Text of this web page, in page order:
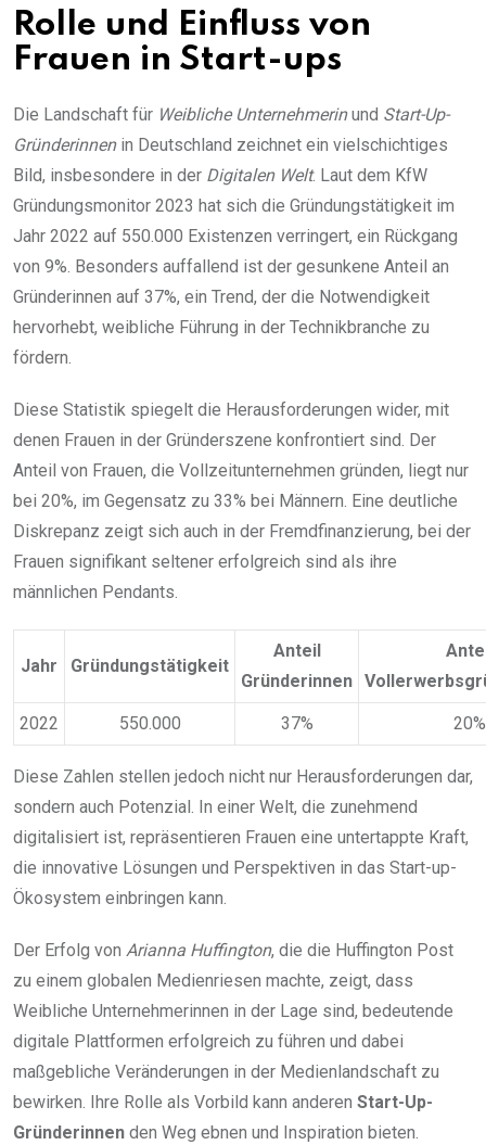
Rolle und Einfluss von
Frauen in Start-ups
Die Landschaft für Weibliche Unternehmerinund Start-Up-
Gründerinnenin Deutschland zeichnet ein vielschichtiges
Bild, insbesondere in der Digitalen Welt. Laut dem KfW
Gründungsmonitor 2023 hat sich die Gründungstätigkeit im
Jahr 2022 auf 550.000 Existenzen verringert, ein Rückgang
von 9%. Besonders auffallend ist der gesunkene Anteil an
Gründerinnen auf 37%, ein Trend, der die Notwendigkeit
hervorhebt, weibliche Führung in der Technikbranche zu
fördern.
Diese Statistik spiegelt die Herausforderungen wider, mit
denen Frauen in der Gründerszene konfrontiert sind. Der
Anteil von Frauen, die Vollzeitunternehmen gründen, liegt nur
bei 20%, im Gegensatz zu 33% bei Männern. Eine deutliche
Diskrepanz zeigt sich auch in der Fremdfinanzierung, bei der
Frauen signifikant seltener erfolgreich sind als ihre
männlichen Pendants.
Jahr Gründungstätigkeit
Anteil
Gründerinnen
2022 550.000 37% 20%
Diese Zahlen stellen jedoch nicht nur Herausforderungen dar,
sondern auch Potenzial. In einer Welt, die zunehmend
digitalisiert ist, repräsentieren Frauen eine untertappte Kraft,
die innovative Lösungen und Perspektiven in das Start-up-
Ökosystem einbringen kann.
Der Erfolg von Arianna Huffington, die die Huffington Post
zu einem globalen Medienriesen machte, zeigt, dass
Weibliche Unternehmerinnen in der Lage sind, bedeutende
digitale Plattformen erfolgreich zu führen und dabei
maßgebliche Veränderungen in der Medienlandschaft zu
bewirken. Ihre Rolle als Vorbild kann anderen Start-Up-
Gründerinnen den Weg ebnen und Inspiration bieten.